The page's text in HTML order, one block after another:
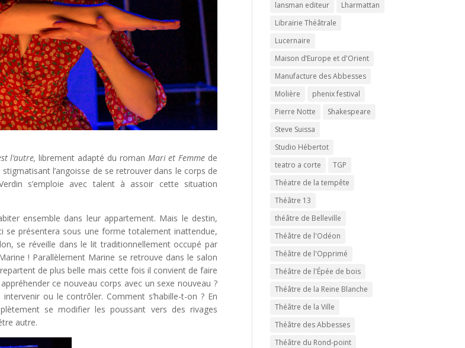
l’autre,librement adapté du roman Mari et Femme de
l’angoisse de se retrouver dans le corps de
s’emploie avec talent à assoir cette situation
ensemble dans leur appartement. Mais le destin,
se présentera sous une forme totalement inattendue,
se réveille dans le lit traditionnellement occupé par
! Parallèlement Marine se retrouve dans le salon
de plus belle mais cette fois il convient de faire
ce nouveau corps avec un sexe nouveau ?
ou le contrôler. Comment s’habille-t-on ? En
se modifier les poussant vers des rivages
autre.
lansman editeur
Lharmattan
Librairie Théâtrale
Lucernaire
Maison d’Europe et d'Orient
Manufacture des Abbesses
Molière
phenix festival
Pierre Notte
Shakespeare
Steve Suissa
Studio Hébertot
teatro a corte
TGP
Théatre de la tempête
Théâtre 13
théâtre de Belleville
Théâtre de l'Odéon
Théâtre de l'Opprimé
Théâtre de l'Épée de bois
Théâtre de la Reine Blanche
Théâtre de la Ville
Théâtre des Abbesses
Théâtre du Rond-point